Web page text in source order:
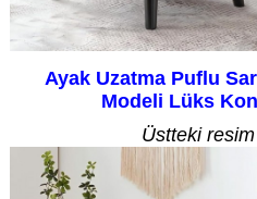
Ayak Uzatma Puflu
Modeli Lüks
Üstteki